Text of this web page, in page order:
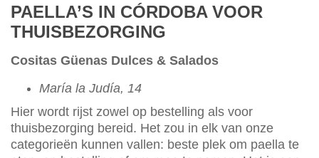
PAELLA’S IN CÓRDOBA VOOR
THUISBEZORGING
Cositas Güenas Dulces & Salados
María la Judía, 14
Hier wordt rijst zowel op bestelling als voor
thuisbezorging bereid. Het zou in elk van onze
categorieën kunnen vallen: beste plek om paella te